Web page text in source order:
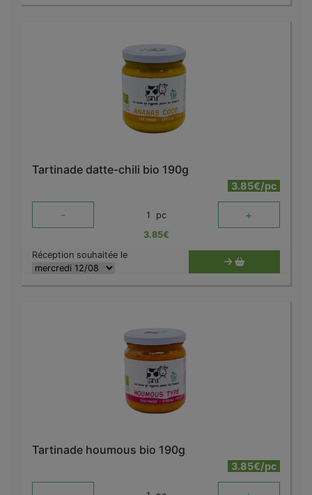
Tartinade datte-chili bio 190g
3.85€/pc
- 1 pc +
3.85€
Réception souhaitée le
Tartinade houmous bio 190g
3.85€/pc